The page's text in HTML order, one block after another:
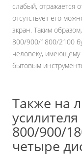
слабый, отражается
отсутствует его
экран. Таким
800/900/1800/2100
человеку,
бытовым
Также на
усилителя
800/900/
четыре